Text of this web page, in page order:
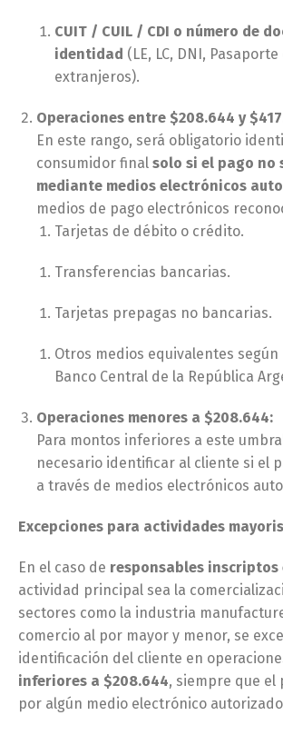
CUIT / CUIL / CDI o número de
identidad (LE, LC, DNI,
extranjeros).
Operaciones entre $208.644 y
En este rango, será obligatorio
consumidor final solo si el pago no
mediante medios electrónicos
medios de pago electrónicos
Tarjetas de débito o crédito.
Transferencias bancarias.
Tarjetas prepagas no bancarias.
Otros medios equivalentes
Banco Central de la República
Operaciones menores a $208.644:
Para montos inferiores a este
necesario identificar al cliente si el
a través de medios electrónicos
Excepciones para actividades
En el caso de responsables inscriptos
actividad principal sea la
sectores como la industria
comercio al por mayor y menor, se
identificación del cliente en
inferiores a $208.644, siempre que el
por algún medio electrónico